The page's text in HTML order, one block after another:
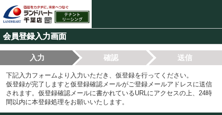
会員登録入力画面
入力 確認 送信
下記入力フォームより入力いただき、仮登録を行ってください。
仮登録が完了しますと仮登録確認メールがご登録メールアドレスに送信
されます。仮登録確認メールに書かれているURLにアクセスの上、24時
間以内に本登録処理をお願いいたします。